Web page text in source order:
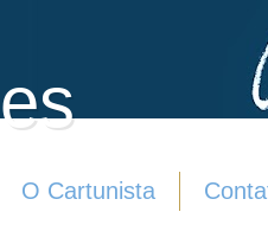
O Cartunista